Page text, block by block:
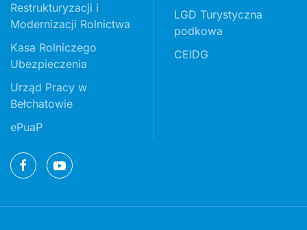
Restrukturyzacji i
Modernizacji Rolnictwa
Kasa Rolniczego
Ubezpieczenia
Urząd Pracy w
Bełchatowie
ePuaP
LGD Turystyczna
podkowa
CEIDG